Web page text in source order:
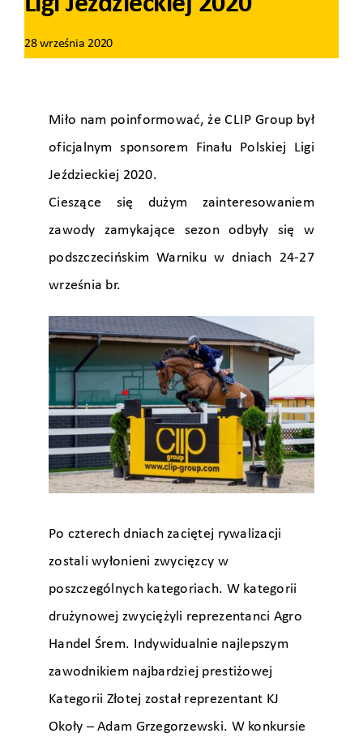
28 września 2020
Miło nam poinformować, że CLIP Group był
oficjalnym sponsorem Finału Polskiej Ligi
Jeździeckiej 2020.
Cieszące się dużym zainteresowaniem
zawody zamykające sezon odbyły się w
podszczecińskim Warniku w dniach 24-27
września br.
Po czterech dniach zaciętej rywalizacji
zostali wyłonieni zwycięzcy w
poszczególnych kategoriach. W kategorii
drużynowej zwyciężyli reprezentanci Agro
Handel Śrem. Indywidualnie najlepszym
zawodnikiem najbardziej prestiżowej
Kategorii Złotej został reprezentant KJ
Okoły – Adam Grzegorzewski. W konkursie